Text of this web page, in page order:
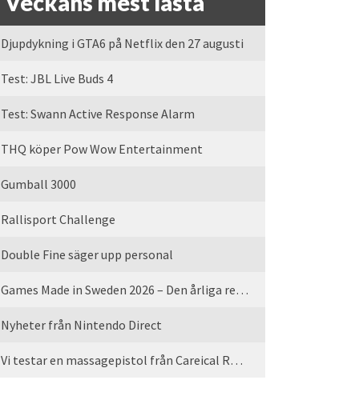
Djupdykning i GTA6 på Netflix den 27 augusti
Test: JBL Live Buds 4
Test: Swann Active Response Alarm
THQ köper Pow Wow Entertainment
Gumball 3000
Rallisport Challenge
Double Fine säger upp personal
Games Made in Sweden 2026 – Den årliga rean är tillbaka
Nyheter från Nintendo Direct
Vi testar en massagepistol från Careical Recovery